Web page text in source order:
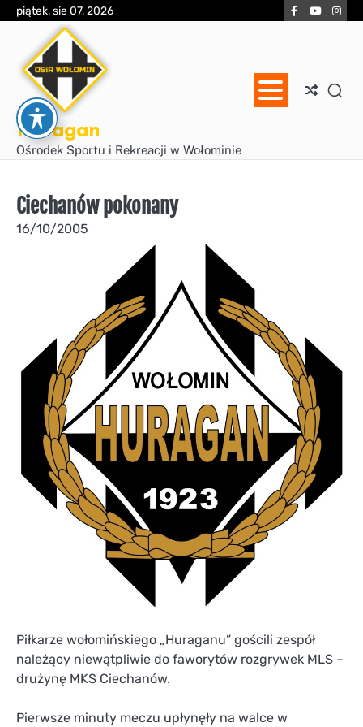
Skip
content
piątek, sie 07, 2026 Facebook
YouTube
Huragan
Ośrodek Sportu i Rekreacji w Wołominie
Ciechanów pokonany
16/10/2005
Piłkarze wołomińskiego „Huraganu” gościli zespół
należący niewątpliwie do faworytów rozgrywek MLS –
drużynę MKS Ciechanów.
Pierwsze minuty meczu upłynęły na walce w